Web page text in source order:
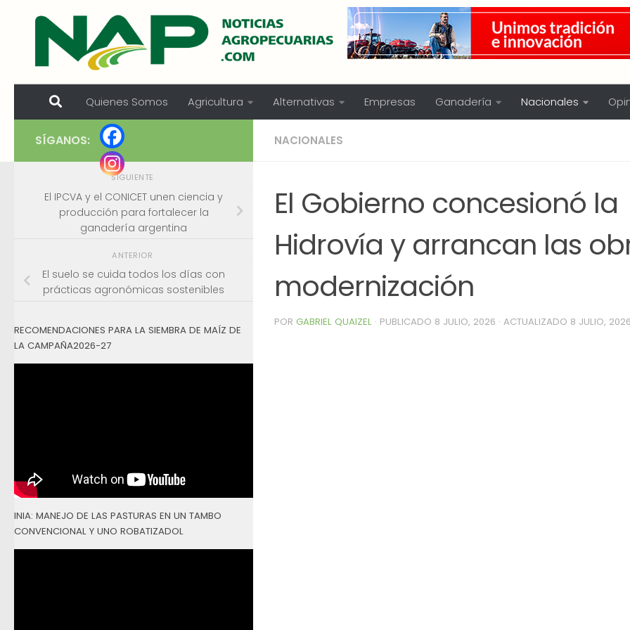
Skip to content
Quienes Somos Agricultura Alternativas Empresas Ganadería Nacionales
NACIONALES
El Gobierno concesionó la
Hidrovía y arrancan las
modernización
POR GABRIEL QUAIZEL · PUBLICADO 8 JULIO, 2026 · ACTUALIZADO 8 JULIO,
SÍGANOS:
SIGUIENTE
El IPCVA y el CONICET unen ciencia y
producción para fortalecer la
ganadería argentina
ANTERIOR
El suelo se cuida todos los días con
prácticas agronómicas sostenibles
RECOMENDACIONES PARA LA SIEMBRA DE MAÍZ DE
LA CAMPAÑA2026-27
INIA: MANEJO DE LAS PASTURAS EN UN TAMBO
CONVENCIONAL Y UNO ROBATIZADOL